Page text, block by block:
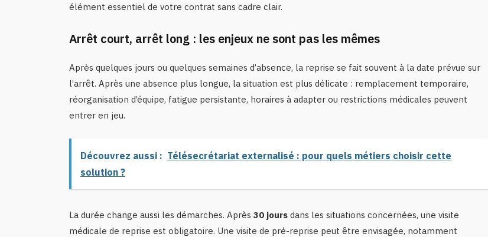
élément essentiel de votre contrat sans cadre clair.
Arrêt court, arrêt long : les enjeux ne sont pas les mêmes
Après quelques jours ou quelques semaines d’absence, la reprise se fait souvent à la date prévue sur
l’arrêt. Après une absence plus longue, la situation est plus délicate : remplacement temporaire,
réorganisation d’équipe, fatigue persistante, horaires à adapter ou restrictions médicales peuvent
entrer en jeu.
Découvrez aussi : Télésecrétariat externalisé : pour quels métiers choisir cette
solution ?
La durée change aussi les démarches. Après 30 joursdans les situations concernées, une visite
médicale de reprise est obligatoire. Une visite de pré-reprise peut être envisagée, notamment